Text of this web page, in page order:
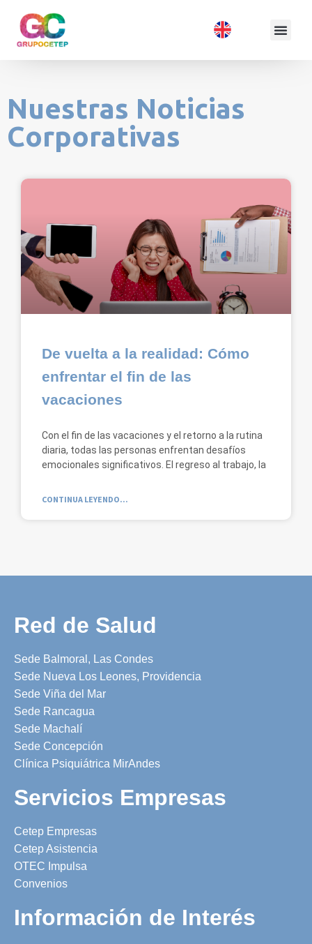
Nuestras Noticias
Corporativas
De vuelta a la realidad: Cómo
enfrentar el fin de las
vacaciones
Con el fin de las vacaciones y el retorno a la rutina
diaria, todas las personas enfrentan desafíos
emocionales significativos. El regreso al trabajo, la
CONTINUA LEYENDO...
Red de Salud
Sede Balmoral, Las Condes
Sede Nueva Los Leones, Providencia
Sede Viña del Mar
Sede Rancagua
Sede Machalí
Sede Concepción
Clínica Psiquiátrica MirAndes
Servicios Empresas
Cetep Empresas
Cetep Asistencia
OTEC Impulsa
Convenios
Información de Interés